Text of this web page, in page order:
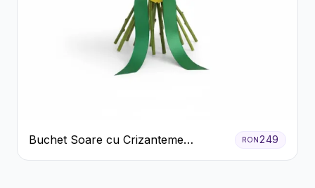
Buchet Soare cu Crizanteme
Galbene și Trandafiri Albi
RON249